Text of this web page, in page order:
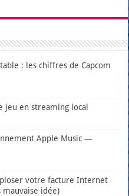
: les chiffres de Capcom
jeu en streaming local
Apple Music —
votre facture Internet
mauvaise idée)